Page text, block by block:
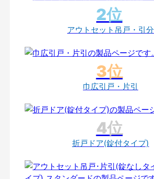
アウトセット吊戸・引分
巾広引戸・片引
折戸ドア(錠付タイプ)